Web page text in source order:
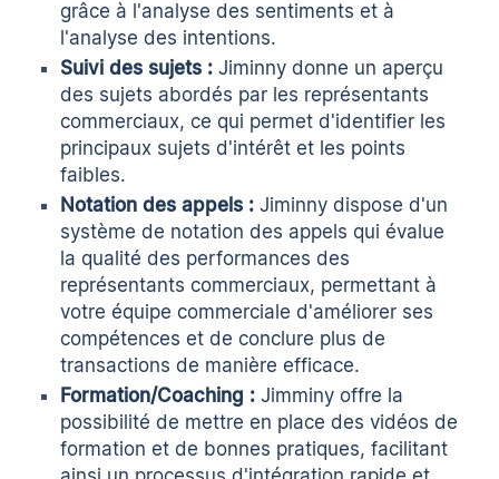
grâce à l'analyse des sentiments et à
l'analyse des intentions.
Suivi des sujets : Jiminny donne un aperçu
des sujets abordés par les représentants
commerciaux, ce qui permet d'identifier les
principaux sujets d'intérêt et les points
faibles.
Notation des appels :Jiminny dispose d'un
système de notation des appels qui évalue
la qualité des performances des
représentants commerciaux, permettant à
votre équipe commerciale d'améliorer ses
compétences et de conclure plus de
transactions de manière efficace.
Formation/Coaching : Jimminy offre la
possibilité de mettre en place des vidéos de
formation et de bonnes pratiques, facilitant